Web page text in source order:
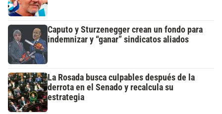
Caputo y Sturzenegger crean un fondo para
indemnizar y “ganar” sindicatos aliados
La Rosada busca culpables después de la
derrota en el Senado y recalcula su
estrategia